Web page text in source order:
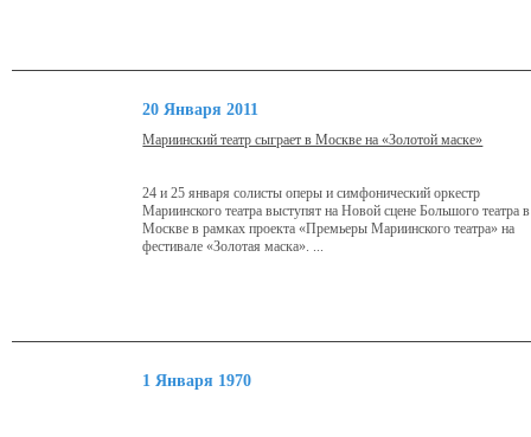
20 Января 2011
Мариинский театр сыграет в Москве на «Золотой маске»
24 и 25 января солисты оперы и симфонический оркестр
Мариинского театра выступят на Новой сцене Большого театра в
Москве в рамках проекта «Премьеры Мариинского театра» на
фестивале «Золотая маска». ...
1 Января 1970